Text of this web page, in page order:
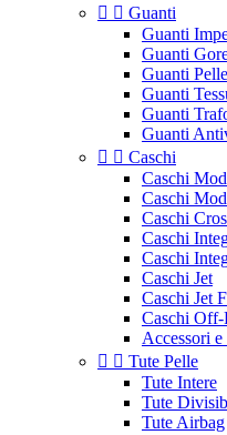
  Guanti
Guanti
Guanti
Guanti Pelle
Guanti
Guanti
Guanti
  Caschi
Caschi
Caschi
Caschi
Caschi
Caschi
Caschi Jet
Caschi Jet
Caschi Off-
Accessori
  Tute Pelle
Tute Intere
Tute
Tute Airbag